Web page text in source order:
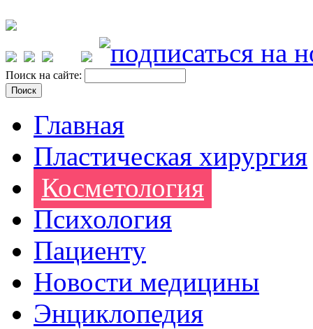
Поиск на сайте:
Главная
Пластическая хирургия
Косметология
Психология
Пациенту
Новости медицины
Энциклопедия